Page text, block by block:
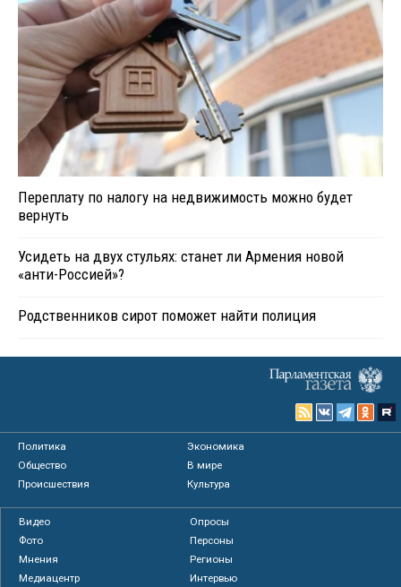
Переплату по налогу на недвижимость можно будет
вернуть
Усидеть на двух стульях: станет ли Армения новой
«анти-Россией»?
Родственников сирот поможет найти полиция
Политика
Экономика
Общество
В мире
Происшествия
Культура
Видео
Опросы
Фото
Персоны
Мнения
Регионы
Медиацентр
Интервью